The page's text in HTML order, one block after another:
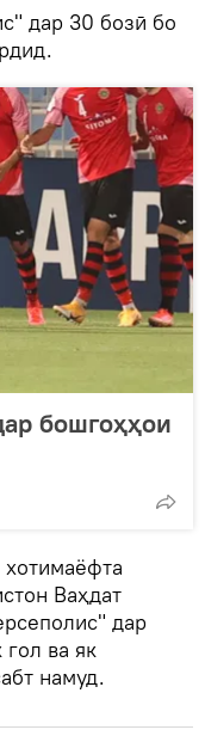
дар 30 бозӣ бо
бошгоҳҳои
Ваҳдат
дар
ва як
намуд.